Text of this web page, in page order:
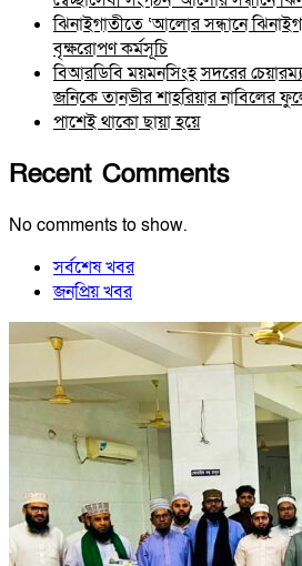
ঝিনাইগাতীতে ‘আলোর সন্ধানে
বৃক্ষরোপণ কর্মসূচি
বিআরডিবি ময়মনসিংহ সদরের
জনিকে তানভীর শাহরিয়ার নাবিলের
পাশেই থাকো ছায়া হয়ে
Recent Comments
No comments to show.
সর্বশেষ খবর
জনপ্রিয় খবর